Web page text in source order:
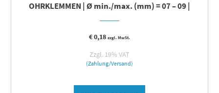
OHRKLEMMEN | Ø min./max. (mm) = 07 – 09 |
€0,18 zzgl. MwSt.
Zzgl. 19% VAT
(Zahlung/Versand)